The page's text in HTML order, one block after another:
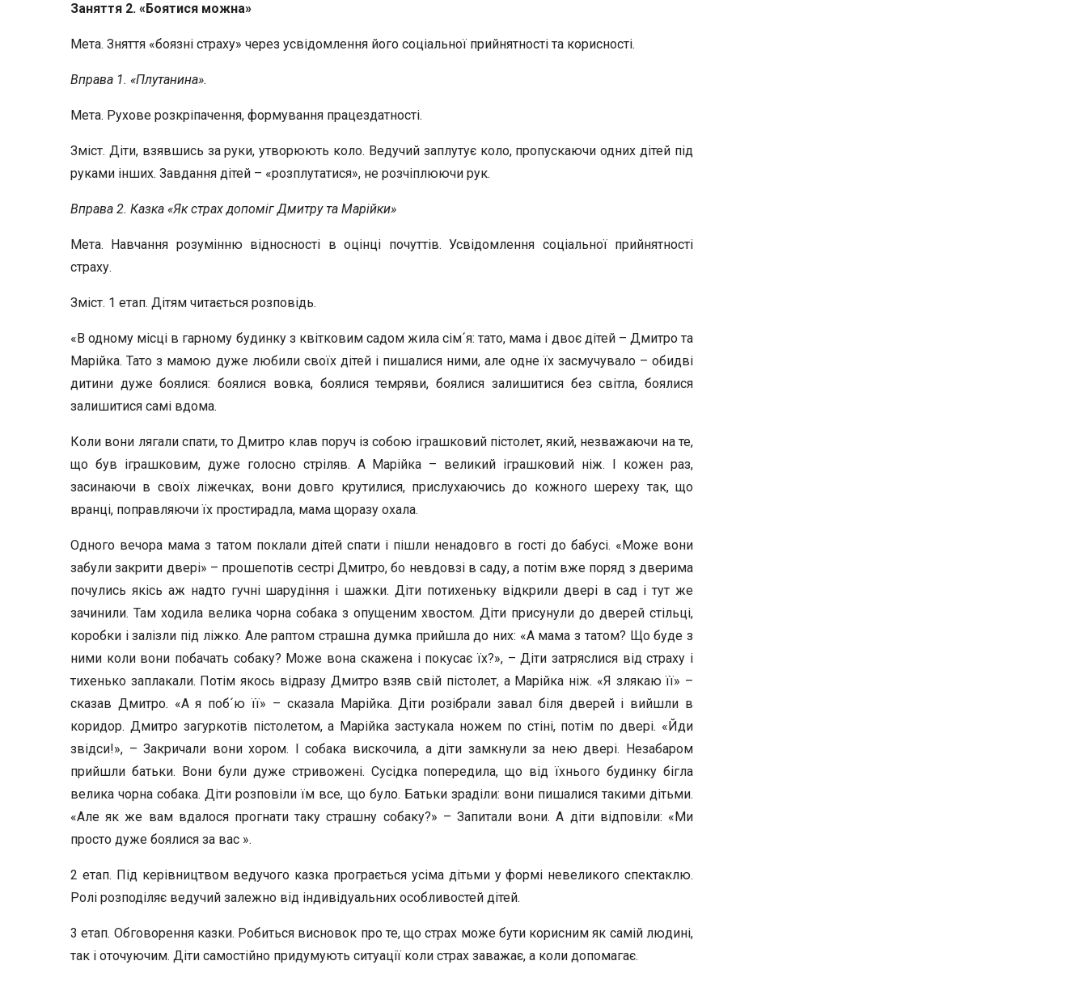
Заняття 2. «Боятися можна»
Мета. Зняття «боязні страху» через усвідомлення його соціальної прийнятності та корисності.
Вправа 1. «Плутанина».
Мета. Рухове розкріпачення, формування працездатності.
Зміст. Діти, взявшись за руки, утворюють коло. Ведучий заплутує коло, пропускаючи одних дітей під
руками інших. Завдання дітей – «розплутатися», не розчіплюючи рук.
Вправа 2. Казка «Як страх допоміг Дмитру та Марійки»
Мета. Навчання розумінню відносності в оцінці почуттів. Усвідомлення соціальної прийнятності
страху.
Зміст. 1 етап. Дітям читається розповідь.
«В одному місці в гарному будинку з квітковим садом жила сім´я: тато, мама і двоє дітей – Дмитро та
Марійка. Тато з мамою дуже любили своїх дітей і пишалися ними, але одне їх засмучувало – обидві
дитини дуже боялися: боялися вовка, боялися темряви, боялися залишитися без світла, боялися
залишитися самі вдома.
Коли вони лягали спати, то Дмитро клав поруч із собою іграшковий пістолет, який, незважаючи на те,
що був іграшковим, дуже голосно стріляв. А Марійка – великий іграшковий ніж. І кожен раз,
засинаючи в своїх ліжечках, вони довго крутилися, прислухаючись до кожного шереху так, що
вранці, поправляючи їх простирадла, мама щоразу охала.
Одного вечора мама з татом поклали дітей спати і пішли ненадовго в гості до бабусі. «Може вони
забули закрити двері» – прошепотів сестрі Дмитро, бо невдовзі в саду, а потім вже поряд з дверима
почулись якісь аж надто гучні шарудіння і шажки. Діти потихеньку відкрили двері в сад і тут же
зачинили. Там ходила велика чорна собака з опущеним хвостом. Діти присунули до дверей стільці,
коробки і залізли під ліжко. Але раптом страшна думка прийшла до них: «А мама з татом? Що буде з
ними коли вони побачать собаку? Може вона скажена і покусає їх?», – Діти затряслися від страху і
тихенько заплакали. Потім якось відразу Дмитро взяв свій пістолет, а Марійка ніж. «Я злякаю її» –
сказав Дмитро. «А я поб´ю її» – сказала Марійка. Діти розібрали завал біля дверей і вийшли в
коридор. Дмитро загуркотів пістолетом, а Марійка застукала ножем по стіні, потім по двері. «Йди
звідси!», – Закричали вони хором. І собака вискочила, а діти замкнули за нею двері. Незабаром
прийшли батьки. Вони були дуже стривожені. Сусідка попередила, що від їхнього будинку бігла
велика чорна собака. Діти розповіли їм все, що було. Батьки зраділи: вони пишалися такими дітьми.
«Але як же вам вдалося прогнати таку страшну собаку?» – Запитали вони. А діти відповіли: «Ми
просто дуже боялися за вас ».
2 етап. Під керівництвом ведучого казка програється усіма дітьми у формі невеликого спектаклю.
Ролі розподіляє ведучий залежно від індивідуальних особливостей дітей.
3 етап. Обговорення казки. Робиться висновок про те, що страх може бути корисним як самій людині,
так і оточуючим. Діти самостійно придумують ситуації коли страх заважає, а коли допомагає.